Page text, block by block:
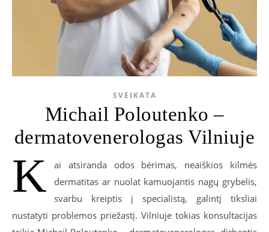
SVEIKATA
Michail Poloutenko –
dermatovenerologas Vilniuje
K
ai atsiranda odos bėrimas, neaiškios kilmės
dermatitas ar nuolat kamuojantis nagų grybelis,
svarbu kreiptis į specialistą, galintį tiksliai
nustatyti problemos priežastį. Vilniuje tokias konsultacijas